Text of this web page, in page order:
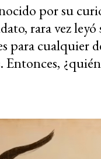
por su
rara vez
para cualquier
Entonces,